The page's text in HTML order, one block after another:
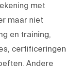
met
maar niet
en training,
certificeringen
Andere